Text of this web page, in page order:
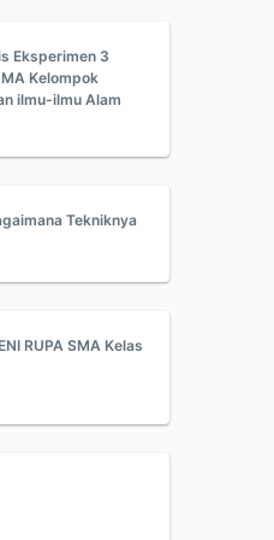
Eksperimen 3
Kelompok
ilmu-ilmu Alam
Tekniknya
RUPA SMA Kelas